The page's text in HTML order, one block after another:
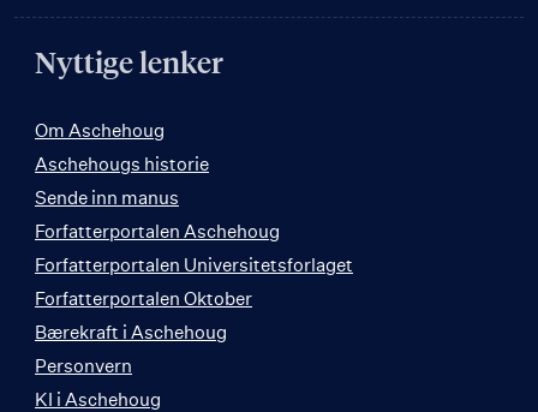
Nyttige lenker
Om Aschehoug
Aschehougs historie
Sende inn manus
Forfatterportalen Aschehoug
Forfatterportalen Universitetsforlaget
Forfatterportalen Oktober
Bærekraft i Aschehoug
Personvern
KI i Aschehoug